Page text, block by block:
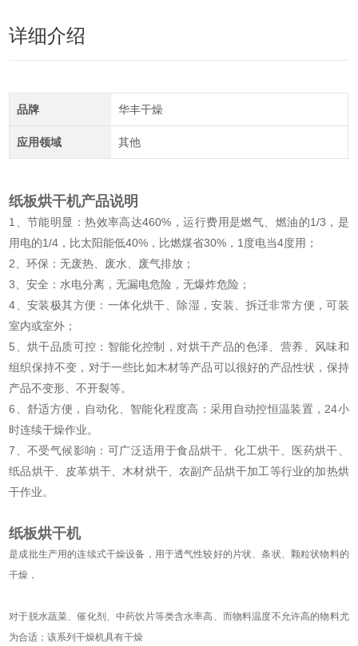
详细介绍
品牌 华丰干燥
应用领域 其他
纸板烘干机产品说明
1、节能明显：热效率高达460%，运行费用是燃气、燃油的1/3，是
用电的1/4，比太阳能低40%，比燃煤省30%，1度电当4度用；
2、环保：无废热、废水、废气排放；
3、安全：水电分离，无漏电危险，无爆炸危险；
4、安装极其方便：一体化烘干、除湿，安装、拆迁非常方便，可装
室内或室外；
5、烘干品质可控：智能化控制，对烘干产品的色泽、营养、风味和
组织保持不变，对于一些比如木材等产品可以很好的产品性状，保持
产品不变形、不开裂等。
6、舒适方便，自动化、智能化程度高：采用自动控恒温装置，24小
时连续干燥作业。
7、不受气候影响：可广泛适用于食品烘干、化工烘干、医药烘干、
纸品烘干、皮革烘干、木材烘干、农副产品烘干加工等行业的加热烘
干作业。
纸板烘干机
是成批生产用的连续式干燥设备，用于透气性较好的片状、条状、颗粒状物料的
干燥，
对于脱水蔬菜、催化剂、中药饮片等类含水率高、而物料温度不允许高的物料尤
为合适；该系列干燥机具有干燥